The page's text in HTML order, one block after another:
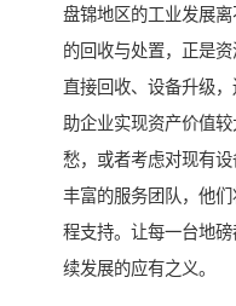
盘锦地区的工业发展
的回收与处置，正是
直接回收、设备升级
助企业实现资产价值
愁，或者考虑对现有
丰富的服务团队，他
程支持。让每一台地
续发展的应有之义。